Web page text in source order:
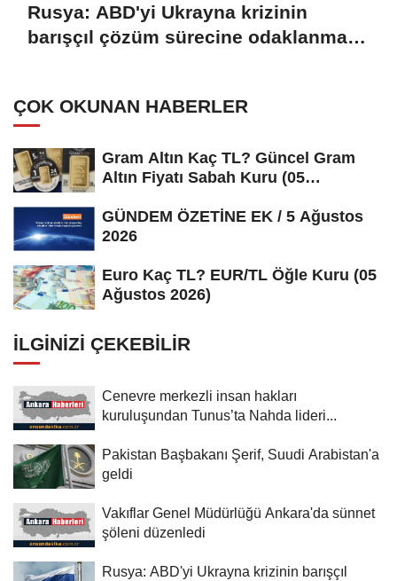
Rusya: ABD'yi Ukrayna krizinin
barışçıl çözüm sürecine odaklanmaya
ÇOK OKUNAN HABERLER
Gram Altın Kaç TL? Güncel Gram
Altın Fiyatı Sabah Kuru (05
GÜNDEM ÖZETİNE EK / 5 Ağustos
2026
Euro Kaç TL? EUR/TL Öğle Kuru (05
Ağustos 2026)
İLGINIZI ÇEKEBILIR
Cenevre merkezli insan hakları
kuruluşundan Tunus’ta Nahda lideri...
Pakistan Başbakanı Şerif, Suudi Arabistan'a
geldi
Vakıflar Genel Müdürlüğü Ankara'da sünnet
şöleni düzenledi
Rusya: ABD'yi Ukrayna krizinin barışçıl